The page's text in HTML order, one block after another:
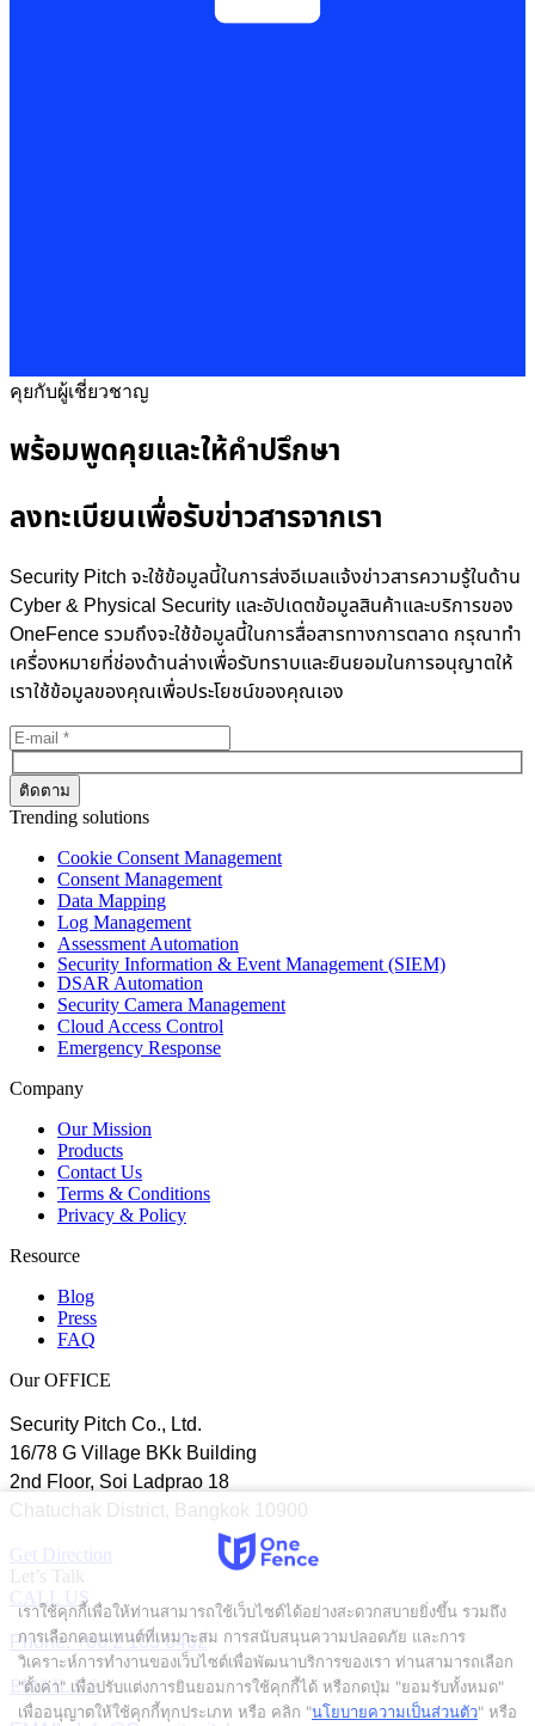
คุยกับผู้เชี่ยวชาญ
พร้อมพูดคุยและให้คำปรึกษา
ลงทะเบียนเพื่อรับข่าวสารจากเรา
Security Pitch จะใช้ข้อมูลนี้ในการส่งอีเมลแจ้งข่าวสารความรู้ในด้าน
Cyber & Physical Security และอัปเดตข้อมูลสินค้าและบริการของ
OneFence รวมถึงจะใช้ข้อมูลนี้ในการสื่อสารทางการตลาด กรุณาทำ
เครื่องหมายที่ช่องด้านล่างเพื่อรับทราบและยินยอมในการอนุญาตให้
เราใช้ข้อมูลของคุณเพื่อประโยชน์ของคุณเอง
Trending solutions
Cookie Consent Management
Consent Management
Data Mapping
Log Management
Assessment Automation
Security Information & Event Management (SIEM)
DSAR Automation
Security Camera Management
Cloud Access Control
Emergency Response
Company
Our Mission
Products
Contact Us
Terms & Conditions
Privacy & Policy
Resource
Blog
Press
FAQ
Our OFFICE
Security Pitch Co., Ltd.
16/78 G Village BKk Building
2nd Floor, Soi Ladprao 18
Chatuchak District, Bangkok 10900
Get Direction
Let’s Talk
CALL US
Phone: +66 2 103 6462
EMAIL US
เราใช้คุกกี้เพื่อให้ท่านสามารถใช้เว็บไซต์ได้อย่างสะดวกสบายยิ่งขึ้น รวมถึง
การเลือกคอนเทนต์ที่เหมาะสม การสนับสนุนความปลอดภัย และการ
วิเคราะห์การทำงานของเว็บไซต์เพื่อพัฒนาบริการของเรา ท่านสามารถเลือก
"ตั้งค่า" เพื่อปรับแต่งการยินยอมการใช้คุกกี้ได้ หรือกดปุ่ม "ยอมรับทั้งหมด"
เพื่ออนุญาตให้ใช้คุกกี้ทุกประเภท หรือ คลิก "นโยบายความเป็นส่วนตัว" หรือ